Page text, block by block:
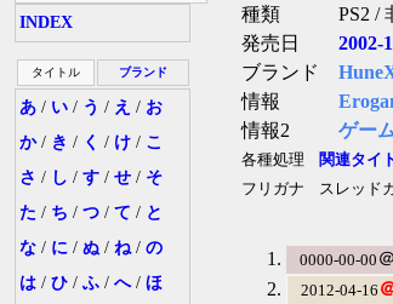
INDEX
タイトル ブランド
あ / い / う / え / お
か/ き / く / け / こ
さ / し / す / せ / そ
た / ち / つ / て / と
な / に / ぬ / ね/ の
は / ひ / ふ / へ/ ほ
種類
PS2 /
発売日
2002-
ブランド
情報
情報2
ゲー
各種処理 関連タイ
フリガナ
スレッド
0000-00-00 ＠
2012-04-16